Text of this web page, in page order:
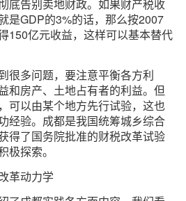
底告别卖地财政。如果财产税收
是GDP的3%的话，那么按2007
150亿元收益，这样可以基本替代
很多问题，要注意平衡各方利
和房产、土地占有者的利益。但
可以由某个地方先行试验，这也
经验。成都是我国统筹城乡综合
得了国务院批准的财税改革试验
极探索。
革动力学